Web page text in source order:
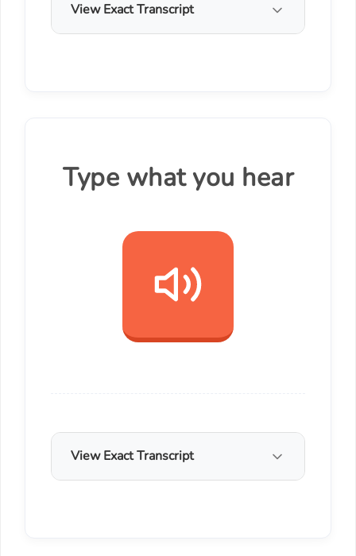
View Exact Transcript
Type what you hear
View Exact Transcript